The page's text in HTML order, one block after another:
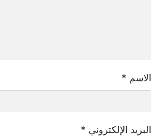
الاسم *
البريد الإلكتروني *